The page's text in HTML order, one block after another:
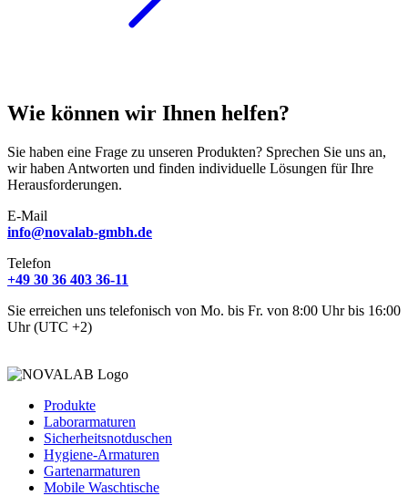
Wie können wir Ihnen helfen?
Sie haben eine Frage zu unseren Produkten? Sprechen Sie uns an,
wir haben Antworten und finden individuelle Lösungen für Ihre
Herausforderungen.
E-Mail
info@novalab-gmbh.de
Telefon
+49 30 36 403 36-11
Sie erreichen uns telefonisch von Mo. bis Fr. von 8:00 Uhr bis 16:00
Uhr (UTC +2)
Produkte
Laborarmaturen
Sicherheitsnotduschen
Hygiene-Armaturen
Gartenarmaturen
Mobile Waschtische